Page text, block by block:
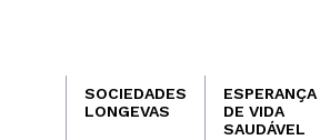
Navegación
principal
SOCIEDADES
LONGEVAS
ESPERANÇA
DE VIDA
SAUDÁVEL